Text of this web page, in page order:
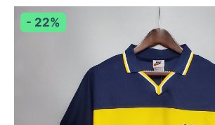
- 22%